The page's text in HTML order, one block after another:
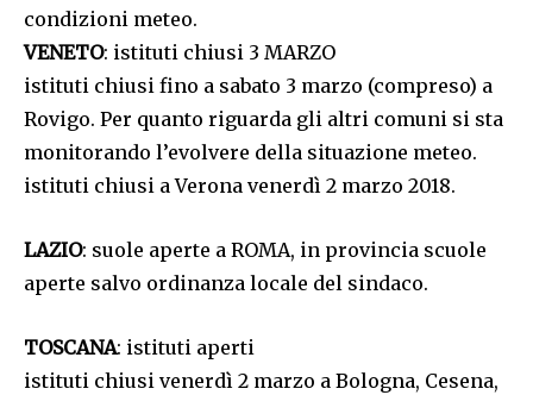
condizioni meteo.
VENETO: istituti chiusi 3 MARZO
istituti chiusi fino a sabato 3 marzo (compreso) a
Rovigo. Per quanto riguarda gli altri comuni si sta
monitorando l’evolvere della situazione meteo.
istituti chiusi a Verona venerdì 2 marzo 2018.
LAZIO: suole aperte a ROMA, in provincia scuole
aperte salvo ordinanza locale del sindaco.
TOSCANA: istituti aperti
istituti chiusi venerdì 2 marzo a Bologna, Cesena,